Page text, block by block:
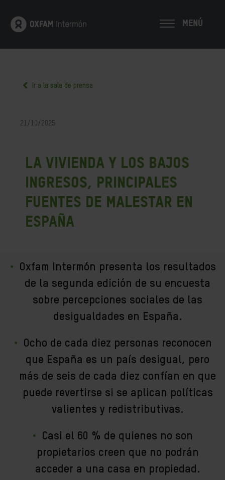
MENÚ
Ir a la sala de prensa
21/10/2025
La vivienda y los bajos
ingresos, principales
fuentes de malestar en
España
Oxfam Intermón presenta los resultados
de la segunda edición de su encuesta
sobre percepciones sociales de las
desigualdades en España.
Ocho de cada diez personas reconocen
que España es un país desigual, pero
más de seis de cada diez confían en que
puede revertirse si se aplican políticas
valientes y redistributivas.
Casi el 60 % de quienes no son
propietarios creen que no podrán
acceder a una casa en propiedad.